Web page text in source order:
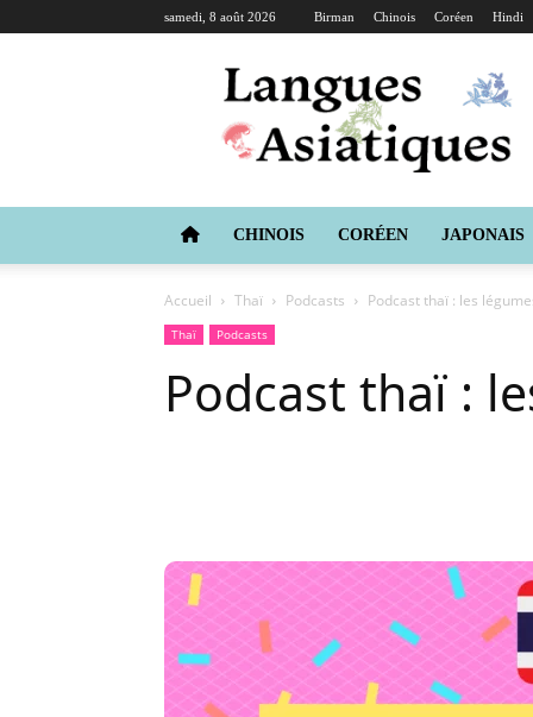
samedi, 8 août 2026 Birman Chinois Coréen Hindi
Langues
Asiatiques
CHINOIS CORÉEN JAPONAIS
Accueil Thaï Podcasts Podcast thaï : les
Thaï Podcasts
Podcast thaï :